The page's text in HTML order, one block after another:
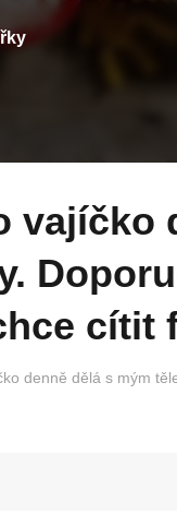
cítit
denně dělá s mým